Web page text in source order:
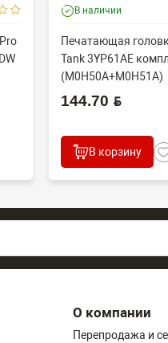
В наличии
Печатающая
Tank 3YP61AE
(M0H50A+M0H51A)
(6ZA18AE+6ZA11AE)
144.70 BYN
В корзину
О компании
Перепродажа и